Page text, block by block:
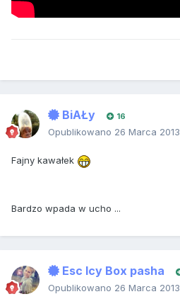
BiAŁy 16
Opublikowano 26 Marca 2013
Fajny kawałek
Bardzo wpada w ucho ...
Esc Icy Box pasha
Opublikowano 26 Marca 2013